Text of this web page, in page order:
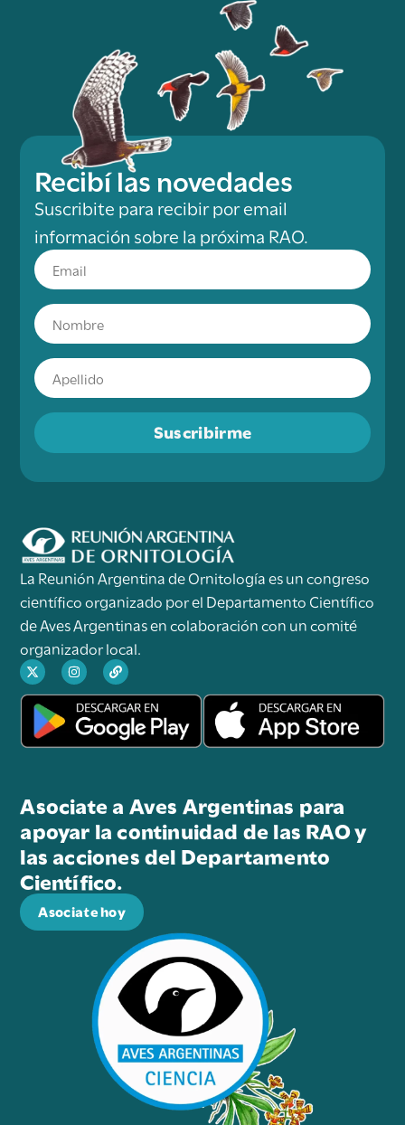
Recibí las novedades
Suscribite para recibir por email
información sobre la próxima RAO.
Suscribirme
La Reunión Argentina de Ornitología es un congreso
científico organizado por el Departamento Científico
de Aves Argentinas en colaboración con un comité
organizador local.
Asociate a Aves Argentinas para
apoyar la continuidad de las RAO y
las acciones del Departamento
Científico.
Asociate hoy